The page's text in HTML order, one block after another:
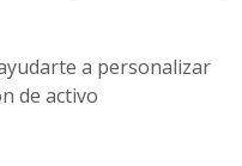
a personalizar
de activo